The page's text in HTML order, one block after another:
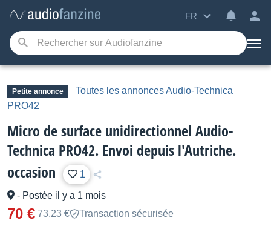
FR
Petite annonce
Toutes les annonces Audio-Technica
PRO42
Micro de surface unidirectionnel Audio-
Technica PRO42. Envoi depuis l'Autriche.
occasion
1
- Postée il y a 1 mois
70 € 73,23 €
Transaction sécurisée